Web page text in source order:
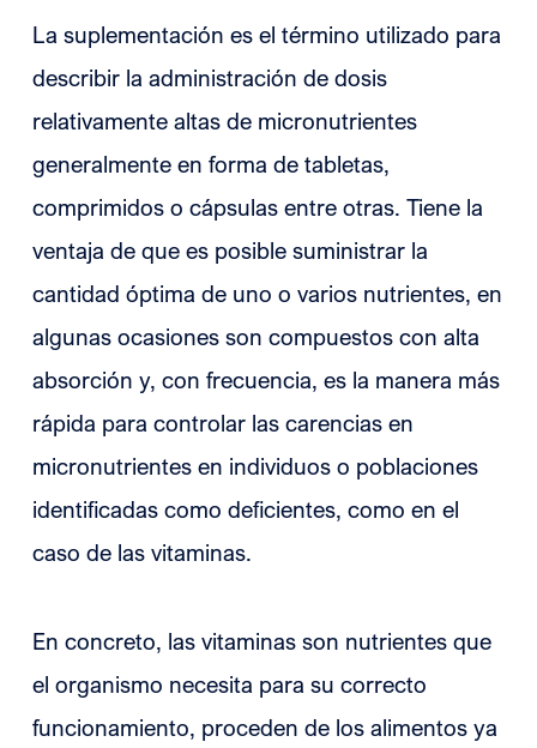
La suplementación es el término utilizado para
describir la administración de dosis
relativamente altas de micronutrientes
generalmente en forma de tabletas,
comprimidos o cápsulas entre otras. Tiene la
ventaja de que es posible suministrar la
cantidad óptima de uno o varios nutrientes, en
algunas ocasiones son compuestos con alta
absorción y, con frecuencia, es la manera más
rápida para controlar las carencias en
micronutrientes en individuos o poblaciones
identificadas como deficientes, como en el
caso de las vitaminas.
En concreto, las vitaminas son nutrientes que
el organismo necesita para su correcto
funcionamiento, proceden de los alimentos ya